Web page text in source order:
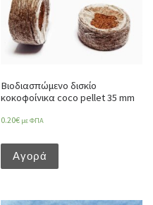
Βιοδιασπώμενο δισκίο
κοκοφοίνικα coco pellet 35 mm
0.20€ με ΦΠΑ
Αγορά